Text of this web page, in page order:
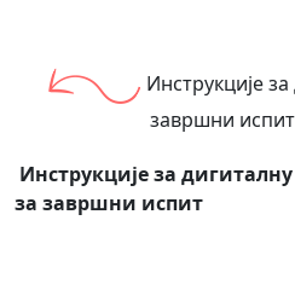
Инструкције
завршни испит
Инструкције за
за завршни испит